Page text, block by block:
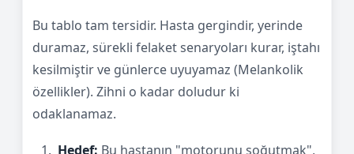
Bu tablo tam tersidir. Hasta gergindir, yerinde
duramaz, sürekli felaket senaryoları kurar, iştahı
kesilmiştir ve günlerce uyuyamaz (Melankolik
özellikler). Zihni o kadar doludur ki
odaklanamaz.
Hedef: Bu hastanın "motorunu soğutmak",